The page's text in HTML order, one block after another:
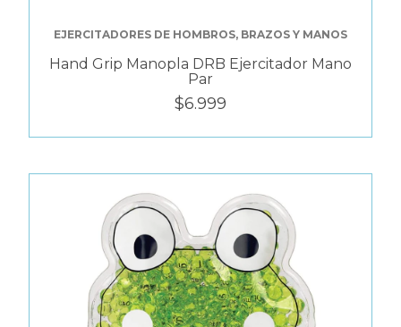
EJERCITADORES DE HOMBROS, BRAZOS Y MANOS
Hand Grip Manopla DRB Ejercitador Mano
Par
$6.999